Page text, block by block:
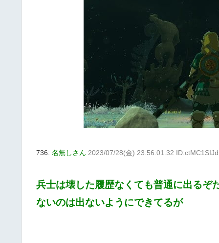
736: 名無しさん 2023/07/28(金) 23:56:01.32 ID:ctMC1SIJd
兵士は壊した履歴なくても普通に出るぞ
ないのは出ないようにできてるが